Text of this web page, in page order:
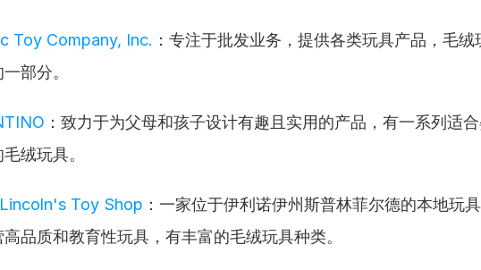
Toy Company, Inc. ：专注于批发业务，提供各类玩具产品，毛绒
部分。
：致力于为父母和孩子设计有趣且实用的产品，有一系列适
绒玩具。
Toy Shop ：一家位于伊利诺伊州斯普林菲尔德的本地玩
高品质和教育性玩具，有丰富的毛绒玩具种类。